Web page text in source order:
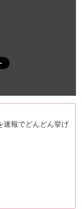
速報でどんどん挙げ